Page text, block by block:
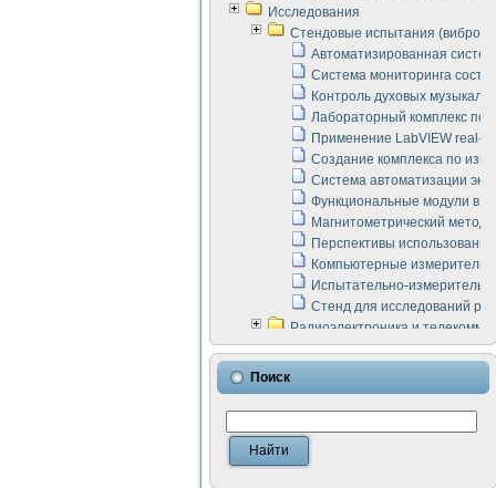
Исследования
Стендовые испытания
Автоматизированная
Система мониторинга
Контроль духовых
Лабораторный комплекс по
Применение LabVIEW real-
Создание комплекса по
Система автоматизации
Функциональные модули в
Магнитометрический метод
Перспективы
Компьютерные
Испытательно-
Стенд для исследований
Радиоэлектроника и
LabVIEW в расчетах
Аппаратно-программный
Виртуальный лабораторный
Измерение шумовых
Измерительный
Инструменты для
Инструменты для
Поиск